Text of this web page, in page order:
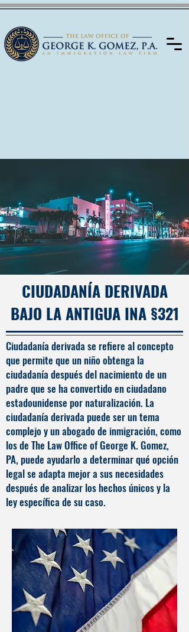
CIUDADANÍA DERIVADA
BAJO LA ANTIGUA INA §321
Ciudadanía derivada se refiere al concepto
que permite que un niño obtenga la
ciudadanía después del nacimiento de un
padre que se ha convertido en ciudadano
estadounidense por naturalización. La
ciudadanía derivada puede ser un tema
complejo y un abogado de inmigración, como
los de The Law Office of George K. Gomez,
PA, puede ayudarlo a determinar qué opción
legal se adapta mejor a sus necesidades
después de analizar los hechos únicos y la
ley específica de su caso.